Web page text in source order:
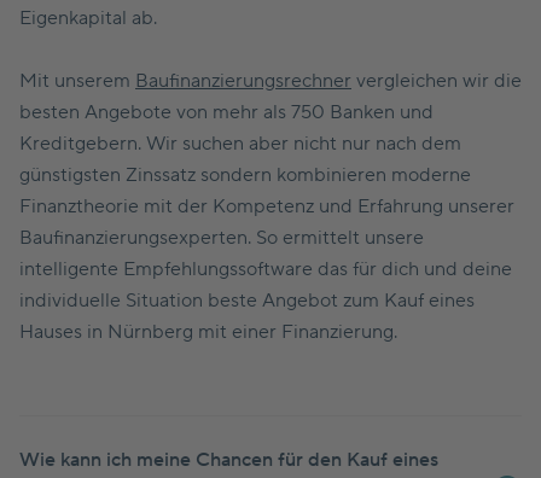
Eigenkapital ab.
Mit unserem Baufinanzierungsrechner vergleichen wir die
besten Angebote von mehr als 750 Banken und
Kreditgebern. Wir suchen aber nicht nur nach dem
günstigsten Zinssatz sondern kombinieren moderne
Finanztheorie mit der Kompetenz und Erfahrung unserer
Baufinanzierungsexperten. So ermittelt unsere
intelligente Empfehlungssoftware das für dich und deine
individuelle Situation beste Angebot zum Kauf eines
Hauses in Nürnberg mit einer Finanzierung.
Wie kann ich meine Chancen für den Kauf eines